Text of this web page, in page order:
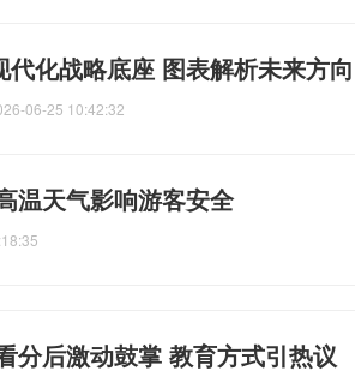
代化战略底座 图表解析未来方向
06-25 10:42:32
温天气影响游客安全
分后激动鼓掌 教育方式引热议